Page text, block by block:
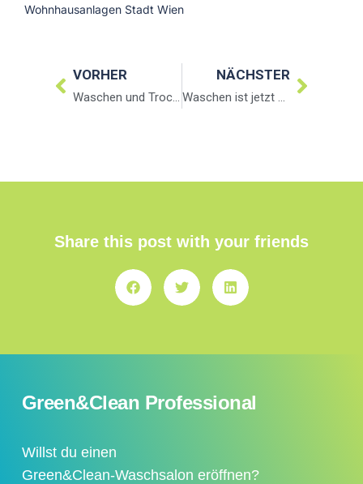
Wohnhausanlagen Stadt Wien
VORHER
Waschen und Trocknen: Sauber und Textilschonend
NÄCHSTER
Waschen ist jetzt noch einfacher
Share this post with your friends
Green&Clean Professional
Willst du einen
Green&Clean-Waschsalon eröffnen?